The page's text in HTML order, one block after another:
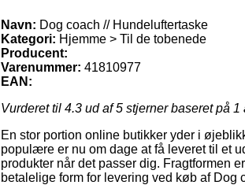
Navn: Dog coach // Hundeluftertaske
Kategori: Hjemme > Til de tobenede
Producent:
Varenummer: 41810977
EAN:
Vurderet til 4.3 ud af 5 stjerner baseret på 1
En stor portion online butikker yder i
populære er nu om dage at få leveret til et
produkter når det passer dig. Fragtformen
betalelige form for levering ved køb af Dog